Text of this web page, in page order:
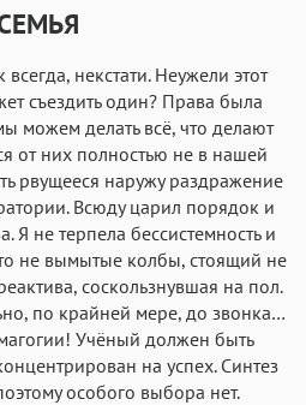
Fira Sans
Аа
SF Serif Аа
New York
Аа
Georgia
Аа
Times New Roman
Аа
Menlo
Аа
SF Mono
некстати. Неужели этот
съездить один? Права была
можем делать всё, что делают
от них полностью не в нашей
рвущееся наружу раздражение
Всюду царил порядок и
Я не терпела бессистемность и
не вымытые колбы, стоящий не
соскользнувшая на пол.
по крайней мере, до звонка…
Учёный должен быть
на успех. Синтез
особого выбора нет.